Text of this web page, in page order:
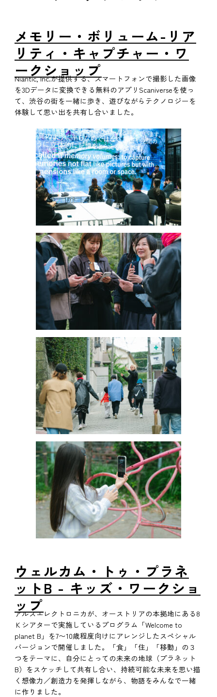
メモリー・ボリューム-リア
リティ・キャプチャー・ワ
ークショップ
Niantic, Inc.が提供する、スマートフォンで撮影した画像
を3Dデータに変換できる無料のアプリScaniverseを使っ
て、渋谷の街を一緒に歩き、遊びながらテクノロジーを
体験して思い出を共有し合いました。
ウェルカム・トゥ・プラネ
ットB - キッズ・ワークショ
ップ
アルスエレクトロニカが、オーストリアの本拠地にある8
Ｋシアターで実施しているプログラム「Welcome to
planet B」を7〜10歳程度向けにアレンジしたスペシャル
バージョンで開催しました。「食」「住」「移動」の３
つをテーマに、自分にとっての未来の地球（プラネット
B）をスケッチして共有し合い、持続可能な未来を思い描
く想像力／創造力を発揮しながら、物語をみんなで一緒
に作りました。